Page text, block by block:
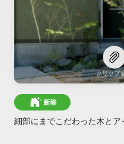
クリップ
新築
細部にまでこだわった木とア